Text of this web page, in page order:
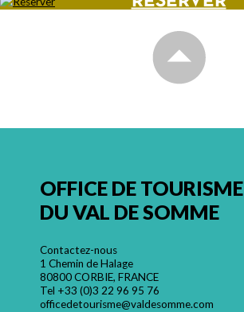
OFFICE DE TOURISME
DU VAL DE SOMME
Contactez-nous
1 Chemin de Halage
80800 CORBIE, FRANCE
Tel +33 (0)3 22 96 95 76
officedetourisme@valdesomme.com